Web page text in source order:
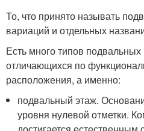
То, что принято называть
вариаций и отдельных
Есть много типов
отличающихся по
расположения, а именно:
подвальный этаж.
уровня нулевой отметки.